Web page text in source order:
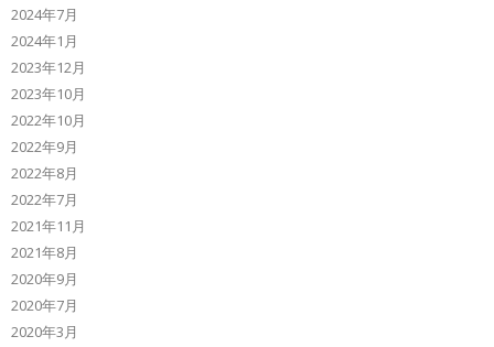
2024年7月
2024年1月
2023年12月
2023年10月
2022年10月
2022年9月
2022年8月
2022年7月
2021年11月
2021年8月
2020年9月
2020年7月
2020年3月